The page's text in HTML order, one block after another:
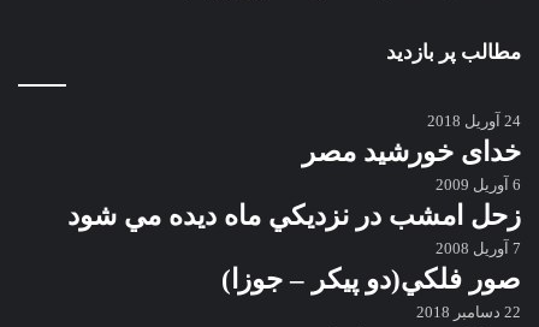
مطالب پر بازدید
24 آوریل 2018
خدای خورشید مصر
6 آوریل 2009
زحل امشب در نزديكي ماه ديده مي شود
7 آوریل 2008
صور فلكي(دو پیکر – جوزا)
22 دسامبر 2018